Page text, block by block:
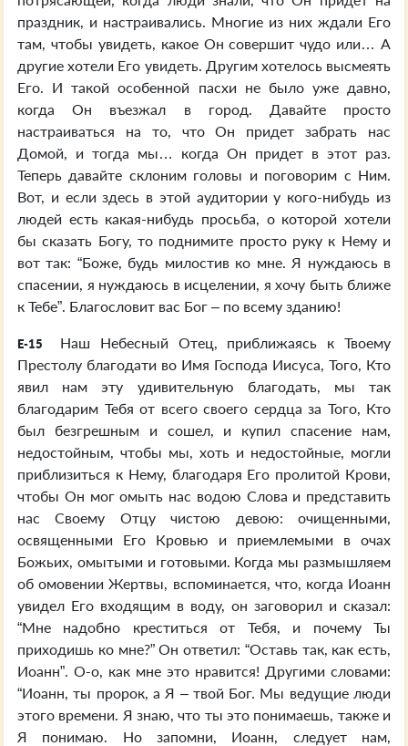
праздник, и настраивались. Многие из них ждали Его
там, чтобы увидеть, какое Он совершит чудо или… А
другие хотели Его увидеть. Другим хотелось высмеять
Его. И такой особенной пасхи не было уже давно,
когда Он въезжал в город. Давайте просто
настраиваться на то, что Он придет забрать нас
Домой, и тогда мы… когда Он придет в этот раз.
Теперь давайте склоним головы и поговорим с Ним.
Вот, и если здесь в этой аудитории у кого-нибудь из
людей есть какая-нибудь просьба, о которой хотели
бы сказать Богу, то поднимите просто руку к Нему и
вот так: “Боже, будь милостив ко мне. Я нуждаюсь в
спасении, я нуждаюсь в исцелении, я хочу быть ближе
к Тебе”. Благословит вас Бог – по всему зданию!
E-15
Наш Небесный Отец, приближаясь к Твоему
Престолу благодати во Имя Господа Иисуса, Того, Кто
явил нам эту удивительную благодать, мы так
благодарим Тебя от всего своего сердца за Того, Кто
был безгрешным и сошел, и купил спасение нам,
недостойным, чтобы мы, хоть и недостойные, могли
приблизиться к Нему, благодаря Его пролитой Крови,
чтобы Он мог омыть нас водою Слова и представить
нас Своему Отцу чистою девою: очищенными,
освященными Его Кровью и приемлемыми в очах
Божьих, омытыми и готовыми. Когда мы размышляем
об омовении Жертвы, вспоминается, что, когда Иоанн
увидел Его входящим в воду, он заговорил и сказал:
“Мне надобно креститься от Тебя, и почему Ты
приходишь ко мне?” Он ответил: “Оставь так, как есть,
Иоанн”. О-о, как мне это нравится! Другими словами:
“Иоанн, ты пророк, а Я – твой Бог. Мы ведущие люди
этого времени. Я знаю, что ты это понимаешь, также и
Я понимаю. Но запомни, Иоанн, следует нам,